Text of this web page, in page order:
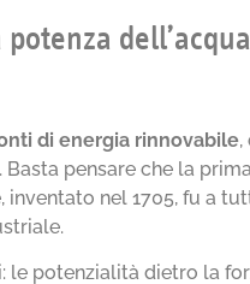
dell’acqua
di energia rinnovabile,
pensare che la
inventato nel 1705, fu a
le potenzialità dietro la